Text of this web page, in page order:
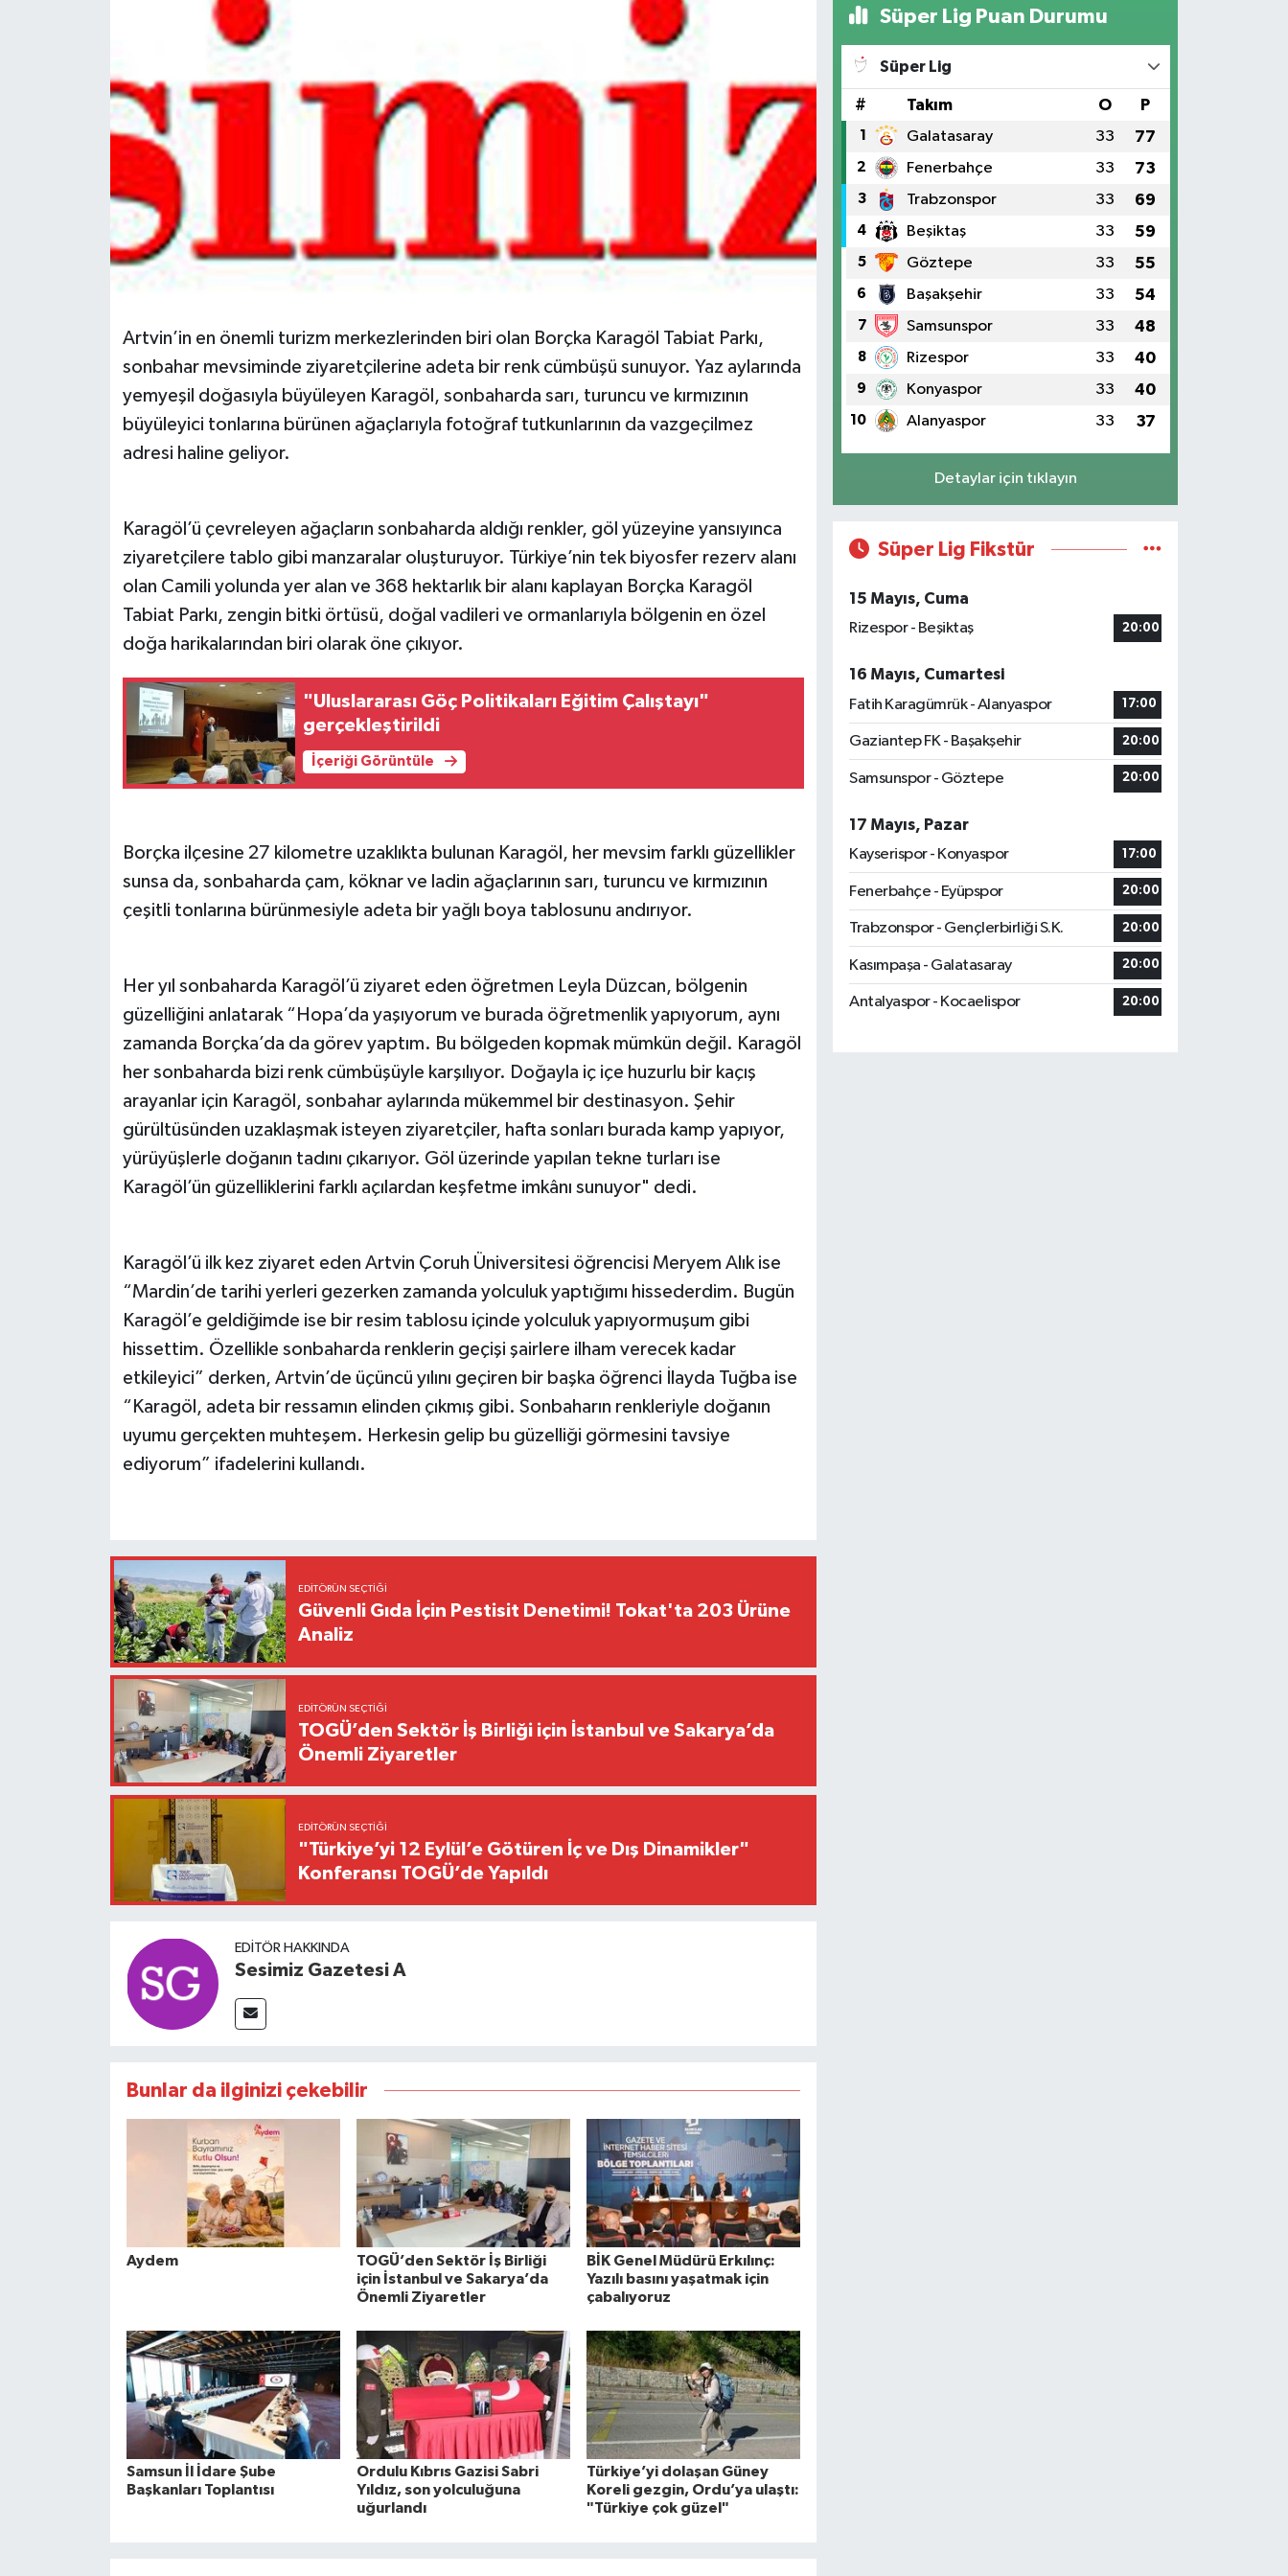
Artvin’in en önemli turizm merkezlerinden biri olan Borçka Karagöl Tabiat Parkı,
sonbahar mevsiminde ziyaretçilerine adeta bir renk cümbüşü sunuyor. Yaz aylarında
yemyeşil doğasıyla büyüleyen Karagöl, sonbaharda sarı, turuncu ve kırmızının
büyüleyici tonlarına bürünen ağaçlarıyla fotoğraf tutkunlarının da vazgeçilmez
adresi haline geliyor.
Karagöl’ü çevreleyen ağaçların sonbaharda aldığı renkler, göl yüzeyine yansıyınca
ziyaretçilere tablo gibi manzaralar oluşturuyor. Türkiye’nin tek biyosfer rezerv alanı
olan Camili yolunda yer alan ve 368 hektarlık bir alanı kaplayan Borçka Karagöl
Tabiat Parkı, zengin bitki örtüsü, doğal vadileri ve ormanlarıyla bölgenin en özel
doğa harikalarından biri olarak öne çıkıyor.
"Uluslararası Göç Politikaları Eğitim Çalıştayı"
gerçekleştirildi
İçeriği Görüntüle
Borçka ilçesine 27 kilometre uzaklıkta bulunan Karagöl, her mevsim farklı güzellikler
sunsa da, sonbaharda çam, köknar ve ladin ağaçlarının sarı, turuncu ve kırmızının
çeşitli tonlarına bürünmesiyle adeta bir yağlı boya tablosunu andırıyor.
Her yıl sonbaharda Karagöl’ü ziyaret eden öğretmen Leyla Düzcan, bölgenin
güzelliğini anlatarak “Hopa’da yaşıyorum ve burada öğretmenlik yapıyorum, aynı
zamanda Borçka’da da görev yaptım. Bu bölgeden kopmak mümkün değil. Karagöl
her sonbaharda bizi renk cümbüşüyle karşılıyor. Doğayla iç içe huzurlu bir kaçış
arayanlar için Karagöl, sonbahar aylarında mükemmel bir destinasyon. Şehir
gürültüsünden uzaklaşmak isteyen ziyaretçiler, hafta sonları burada kamp yapıyor,
yürüyüşlerle doğanın tadını çıkarıyor. Göl üzerinde yapılan tekne turları ise
Karagöl’ün güzelliklerini farklı açılardan keşfetme imkânı sunuyor" dedi.
Karagöl’ü ilk kez ziyaret eden Artvin Çoruh Üniversitesi öğrencisi Meryem Alık ise
“Mardin’de tarihi yerleri gezerken zamanda yolculuk yaptığımı hissederdim. Bugün
Karagöl’e geldiğimde ise bir resim tablosu içinde yolculuk yapıyormuşum gibi
hissettim. Özellikle sonbaharda renklerin geçişi şairlere ilham verecek kadar
etkileyici” derken, Artvin’de üçüncü yılını geçiren bir başka öğrenci İlayda Tuğba ise
“Karagöl, adeta bir ressamın elinden çıkmış gibi. Sonbaharın renkleriyle doğanın
uyumu gerçekten muhteşem. Herkesin gelip bu güzelliği görmesini tavsiye
ediyorum” ifadelerini kullandı.
EDITÖRÜN SEÇTIĞI
Güvenli Gıda İçin Pestisit Denetimi! Tokat'ta 203 Ürüne
Analiz
EDITÖRÜN SEÇTIĞI
TOGÜ’den Sektör İş Birliği için İstanbul ve Sakarya’da
Önemli Ziyaretler
EDITÖRÜN SEÇTIĞI
"Türkiye’yi 12 Eylül’e Götüren İç ve Dış Dinamikler"
Konferansı TOGÜ’de Yapıldı
EDITÖR HAKKINDA
Sesimiz Gazetesi A
Bunlar da ilginizi çekebilir
Aydem
TOGÜ’den Sektör İş Birliği
için İstanbul ve Sakarya’da
Önemli Ziyaretler
BİK Genel Müdürü Erkılınç:
Yazılı basını yaşatmak için
çabalıyoruz
Samsun İl İdare Şube
Başkanları Toplantısı
Ordulu Kıbrıs Gazisi Sabri
Yıldız, son yolculuğuna
uğurlandı
Türkiye’yi dolaşan Güney
Koreli gezgin, Ordu’ya ulaştı:
"Türkiye çok güzel"
Süper Lig Puan Durumu
Süper Lig
# Takım O P
1 Galatasaray 33 77
2 Fenerbahçe 33 73
3 Trabzonspor 33 69
4 Beşiktaş 33 59
5 Göztepe 33 55
6 Başakşehir 33 54
7 Samsunspor 33 48
8 Rizespor 33 40
9 Konyaspor 33 40
10 Alanyaspor 33 37
Detaylar için tıklayın
Süper Lig Fikstür
15 Mayıs, Cuma
Rizespor - Beşiktaş
20:00
16 Mayıs, Cumartesi
Fatih Karagümrük - Alanyaspor
17:00
Gaziantep FK - Başakşehir 20:00
Samsunspor - Göztepe 20:00
17 Mayıs, Pazar
Kayserispor - Konyaspor
17:00
Fenerbahçe - Eyüpspor 20:00
Trabzonspor - Gençlerbirliği S.K. 20:00
Kasımpaşa - Galatasaray 20:00
Antalyaspor - Kocaelispor 20:00
Teknoloji
Tokat Haberleri